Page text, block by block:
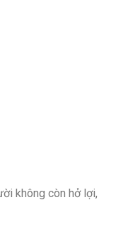
không còn hở lợi,